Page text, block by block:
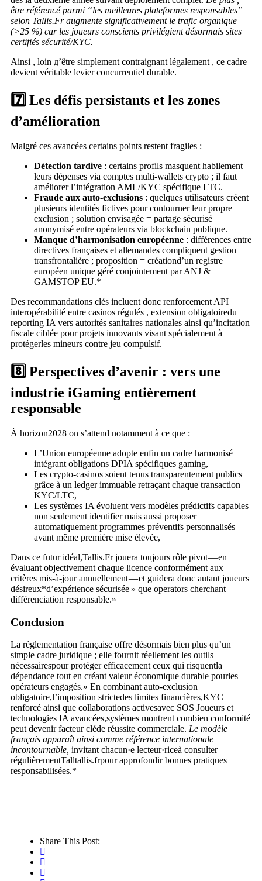
être référencé parmi “les meilleures plateformes responsables”
selon Tallis.Fr augmente significativement le trafic organique
(>25 %) car les joueurs conscients privilégient désormais sites
certifiés sécurité/KYC.
Ainsi , loin д’être simplement contraignant légalement , ce cadre
devient véritable levier concurrentiel durable.
7️⃣ Les défis persistants et les zones
d’amélioration
Malgré ces avancées certains points restent fragiles :
Détection tardive : certains profils masquent habilement
leurs dépenses via comptes multi-wallets crypto ; il faut
améliorer l’intégration AML/KYC spécifique LTC.
Fraude aux auto‑exclusions : quelques utilisateurs créent
plusieurs identités fictives pour contourner leur propre
exclusion ; solution envisagée = partage sécurisé
anonymisé entre opérateurs via blockchain publique.
Manque d’harmonisation européenne : différences entre
directives françaises et allemandes compliquent gestion
transfrontalière ; proposition = créationd’un registre
européen unique géré conjointement par ANJ &
GAMSTOP EU.*
Des recommandations clés incluent donc renforcement API
interopérabilité entre casinos régulés , extension obligatoiredu
reporting IA vers autorités sanitaires nationales ainsi qu’incitation
fiscale ciblée pour projets innovants visant spécialement à
protégerles mineurs contre jeu compulsif.
8️⃣ Perspectives d’avenir : vers une
industrie iGaming entièrement
responsable
À horizon2028 on s’attend notamment à ce que :
L’Union européenne adopte enfin un cadre harmonisé
intégrant obligations DPIA spécifiques gaming,
Les crypto‑casinos soient tenus transparentement publics
grâce à un ledger immuable retraçant chaque transaction
KYC/LTC,
Les systèmes IA évoluent vers modèles prédictifs capables
non seulement identifier mais aussi proposer
automatiquement programmes préventifs personnalisés
avant même première mise élevée,
Dans ce futur idéal,Tallis.Fr jouera toujours rôle pivot — en
évaluant objectivement chaque licence conformément aux
critères mis-à-jour annuellement — et guidera donc autant joueurs
désireux*d’expérience sécurisée » que operators cherchant
différenciation responsable.»
Conclusion
La réglementation française offre désormais bien plus qu’un
simple cadre juridique ; elle fournit réellement les outils
nécessairespour protéger efficacement ceux qui risquentla
dépendance tout en créant valeur économique durable pourles
opérateurs engagés.» En combinant auto-exclusion
obligatoire,l’imposition strictedes limites financières,KYC
renforcé ainsi que collaborations activesavec SOS Joueurs et
technologies IA avancées,systèmes montrent combien conformité
peut devenir facteur cléde réussite commerciale. Le modèle
français apparaît ainsi comme référence internationale
incontournable, invitant chacun·e lecteur·riceà consulter
régulièrementTall​​​​​ ​‌​​‍​​‍​​​‏​​‏‌‍​​‎‏‏⁠‎‌⁠‎‏‎tallis.frpour approfondir bonnes pratiques
responsabilisées.*
Share This Post: